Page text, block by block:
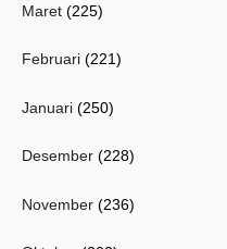
Maret (225)
Februari (221)
Januari (250)
Desember (228)
November (236)